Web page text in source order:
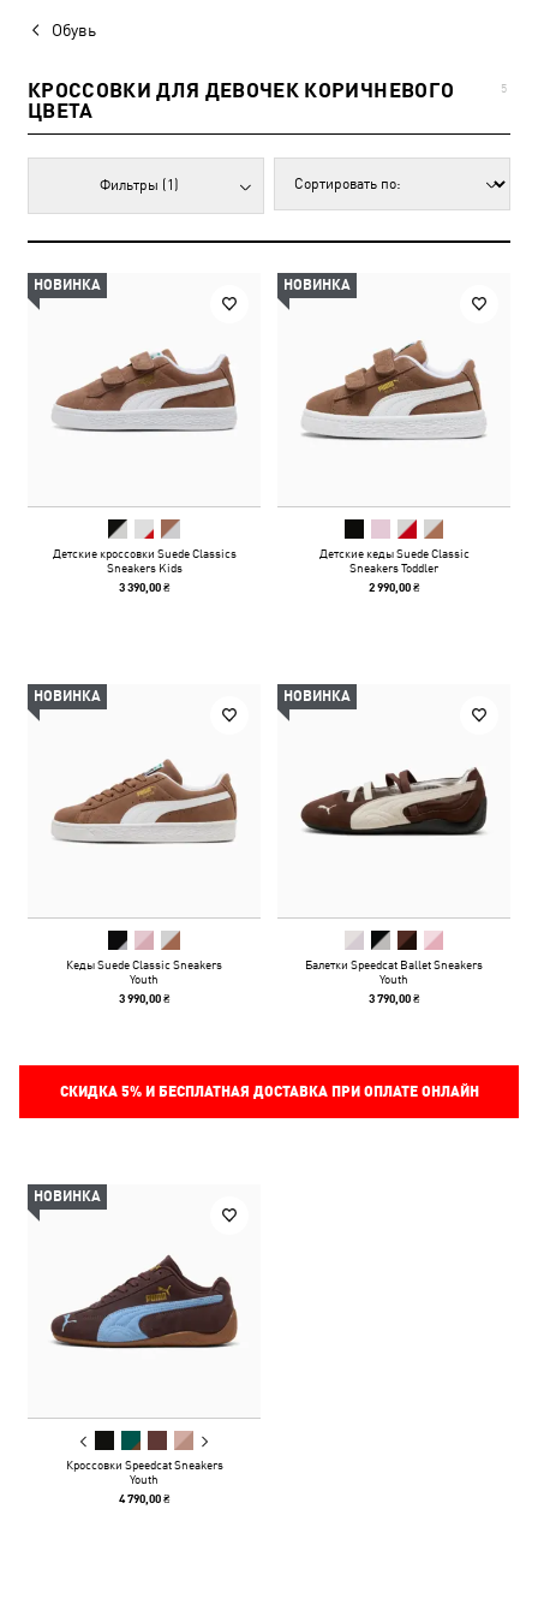
Обувь
КРОССОВКИ ДЛЯ ДЕВОЧЕК КОРИЧНЕВОГО
ЦВЕТА
5
Фильтры (1)
НОВИНКА
Детские кроссовки Suede Classics
Sneakers Kids
3 390,00 ₴
НОВИНКА
Детские кеды Suede Classic
Sneakers Toddler
2 990,00 ₴
НОВИНКА
Кеды Suede Classic Sneakers
Youth
3 990,00 ₴
НОВИНКА
Балетки Speedcat Ballet Sneakers
Youth
3 790,00 ₴
СКИДКА 5%И БЕСПЛАТНАЯ ДОСТАВКА ПРИ ОПЛАТЕ ОНЛАЙН
НОВИНКА
Кроссовки Speedcat Sneakers
Youth
4 790,00 ₴